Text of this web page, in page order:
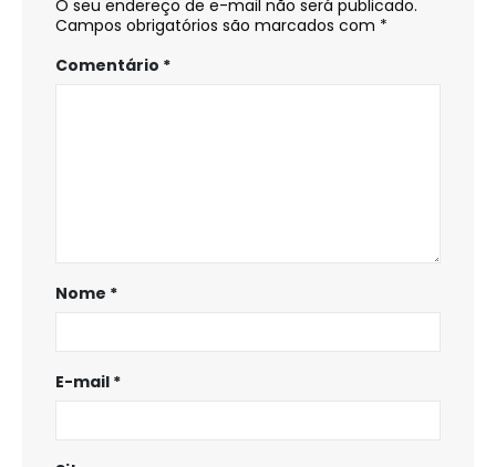
O seu endereço de e-mail não será publicado.
Campos obrigatórios são marcados com *
Comentário *
Nome *
E-mail *